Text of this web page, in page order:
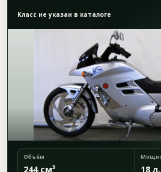
Класс не указан в каталоге
Объём
244 см³ 18